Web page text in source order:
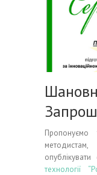
Пропонуємо
технології